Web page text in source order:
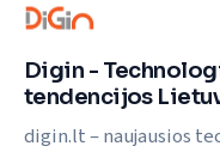
Digin -
tendencijos
digin.lt – naujausios